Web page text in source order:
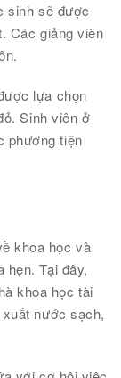
sinh sẽ được
Các giảng viên
lựa chọn
Sinh viên ở
phương tiện
khoa học và
hẹn. Tại đây,
khoa học tài
nước sạch,